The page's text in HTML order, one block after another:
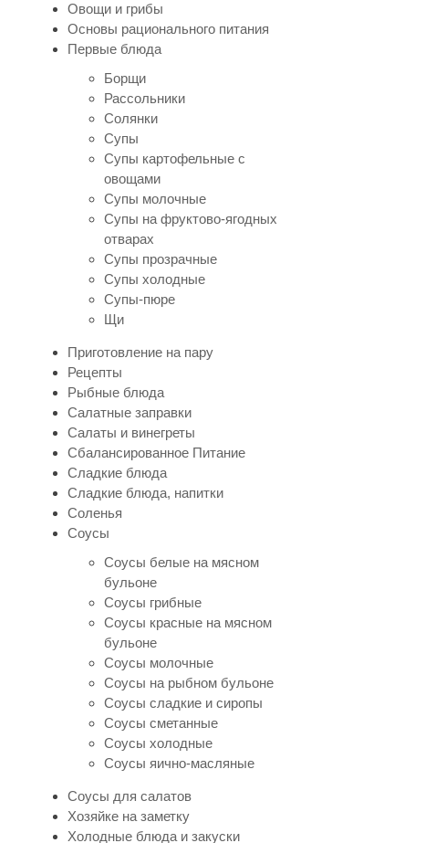
Овощи и грибы
Основы рационального питания
Первые блюда
Борщи
Рассольники
Солянки
Супы
Супы картофельные с
овощами
Супы молочные
Супы на фруктово-ягодных
отварах
Супы прозрачные
Супы холодные
Супы-пюре
Щи
Приготовление на пару
Рецепты
Рыбные блюда
Салатные заправки
Салаты и винегреты
Сбалансированное Питание
Сладкие блюда
Сладкие блюда, напитки
Соленья
Соусы
Соусы белые на мясном
бульоне
Соусы грибные
Соусы красные на мясном
бульоне
Соусы молочные
Соусы на рыбном бульоне
Соусы сладкие и сиропы
Соусы сметанные
Соусы холодные
Соусы яично-масляные
Соусы для салатов
Хозяйке на заметку
Холодные блюда и закуски